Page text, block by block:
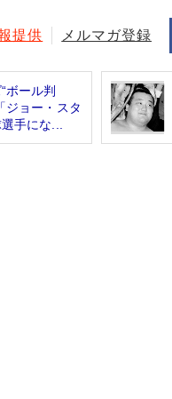
提供 メルマガ登録
ボール判
ジョー・スタ
手にな...